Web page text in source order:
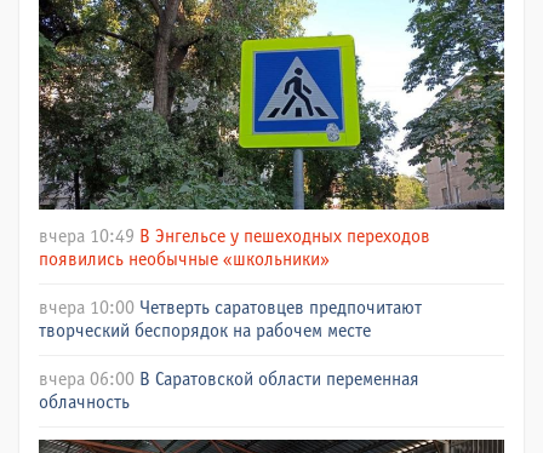
вчера 10:49 В Энгельсе у пешеходных переходов
появились необычные «школьники»
вчера 10:00 Четверть саратовцев предпочитают
творческий беспорядок на рабочем месте
вчера 06:00 В Саратовской области переменная
облачность